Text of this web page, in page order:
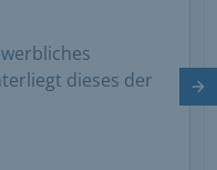
dieses der